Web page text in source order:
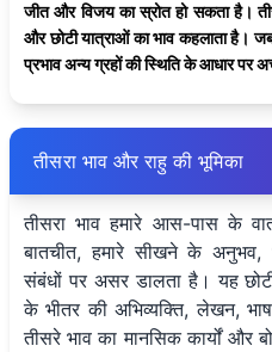
जीत और विजय का स्रोत हो सकता है।
और छोटी यात्राओं का भाव कहलाता है।
प्रभाव अन्य ग्रहों की स्थिति के आधार पर
तीसरा भाव और राहु की भूमिका
तीसरा भाव हमारे आस-पास के
बातचीत, हमारे सीखने के अनुभव,
संबंधों पर असर डालता है। यह
के भीतर की अभिव्यक्ति, लेखन,
तीसरे भाव का मानसिक कार्यों